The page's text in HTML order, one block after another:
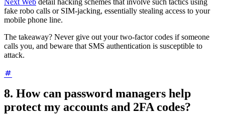
fake robo calls or SIM-jacking, essentially stealing access to your
mobile phone line.
The takeaway? Never give out your two-factor codes if someone
calls you, and beware that SMS authentication is susceptible to
attack.
8. How can password managers help
protect my accounts and 2FA codes?